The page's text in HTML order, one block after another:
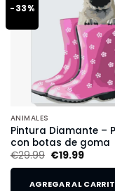
-33%
ANIMALES
Pintura Diamante –
con botas de goma
€29.99 €19.99
AGREGAR AL